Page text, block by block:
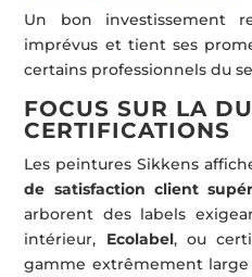
Un bon investissement
imprévus et tient ses
certains professionnels du
FOCUS SUR LA
CERTIFICATIONS
Les peintures Sikkens
de satisfaction client
arborent des labels
intérieur, Ecolabel, ou
gamme extrêmement